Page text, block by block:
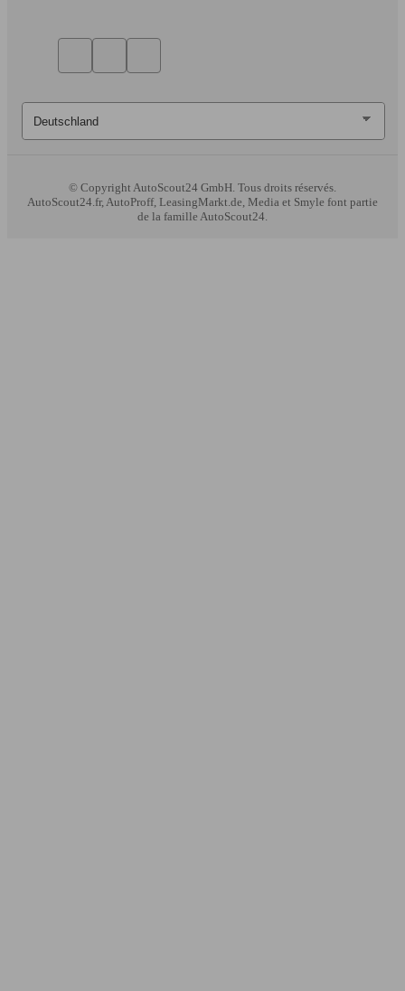
© CopyrightAutoScout24 GmbH. Tous droits réservés.
AutoScout24.fr, AutoProff, LeasingMarkt.de, Media et Smyle font partie
de la famille AutoScout24.